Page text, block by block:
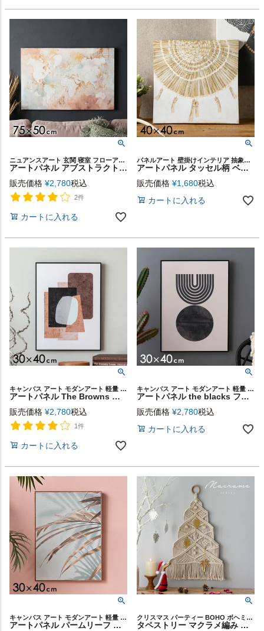
ニュアンスアート 玄関 寝室 フローアート 抽象画
アートパネル アブストラクト マーブル ニュートラルカラー 横長 縦長 約 W 75cm D 50cm H 2.7cm キャンバスアート アートポスター 壁飾り 壁掛け 絵画 水彩画 風 おしゃれ モダン 北欧 韓国 インテリア 西海岸 サーフ コースタル [67113]
販売価格 ¥2,780税込
2件
カートに入れる
パネルアート 壁掛けインテリア 抽象画 ボヘミアン
アートパネル タッセル柄 ベージュ 約 W 40cm D 40cm H 2.7cm キャンバスアート アートポスター 壁飾り 壁掛け 絵画 ウォールデコレーション ネイティブ エスニック柄 おしゃれ 北欧 プリミティブ インテリア 西海岸 サーフ BOHO ボーホー [67116]
販売価格 ¥1,680税込
カートに入れる
キャンバス アート モダンアート 軽量 縦長 シンプル ベージュ
アートパネル The Browns フレーム付き 海外インテリア 幅30×高さ40cm [67081]【 壁掛けアート ポスター ファブリックパネル アートポスター インテリアアートパネル 玄関 リビング おしゃれ 北欧 スカンジナビア モダン アジアン雑貨 アジアン 雑貨 】
販売価格 ¥2,780税込
1件
カートに入れる
キャンバス アート モダンアート 軽量 縦長 シンプル 白黒
アートパネル the blacks フレーム付き モノトーン モノクロ 幅30×高さ40cm [67080]【 壁掛けアート ポスター ファブリックパネル アートポスター インテリアアートパネル 玄関 リビング おしゃれ 北欧 スカンジナビア モダン コースタル 西海岸 韓国 韓国インテリア 】
販売価格 ¥2,780税込
カートに入れる
キャンバス アート モダンアート 軽量 縦長 観葉植物
アートパネル パームリーフ フレーム付き グリーン 幅30×高さ40cm [67078]【 壁掛けアート ポスター ファブリックパネル アートポスター インテリアアートパネル 玄関 リビング 寝室 北欧 おしゃれ リゾート ハワイアン コースタル 西海岸 】
クリスマス パーティー BOHO ボヘミアン ウィービング クロシェ
タペストリー マクラメ編み マクラメロープ ツリー 壁掛け コットン インド 約 W 45cm H 67cm D 1cm [34496]【 インテリア 壁飾り ウォール デコレーション アート おしゃれ 北欧 リゾート ナチュラル エスニック 韓国 韓国インテリア 雑貨 西海岸風 海 塩系 】